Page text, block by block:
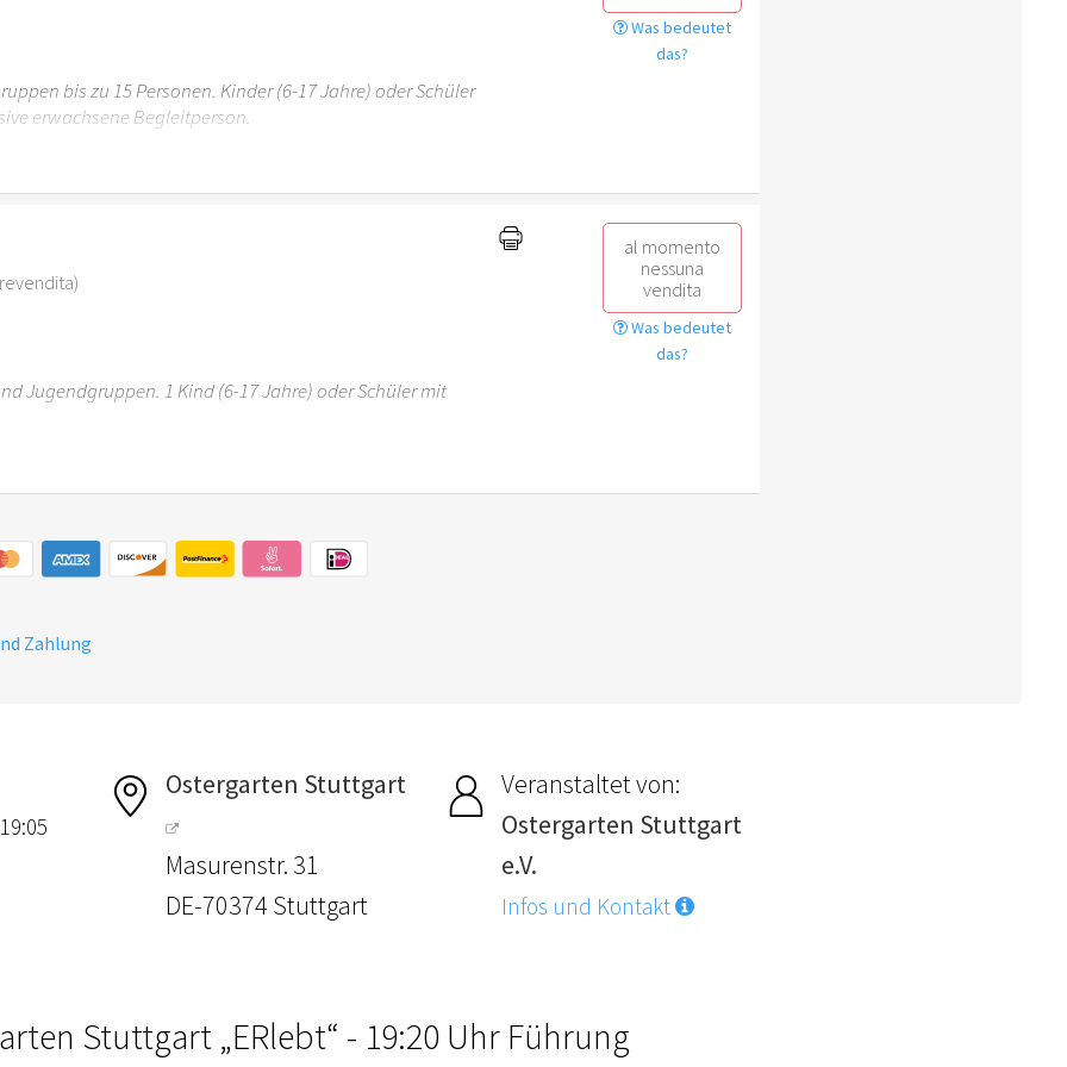
Was bedeutet
das?
bis zu 15 Personen. Kinder (6-17 Jahre) oder Schüler
erwachsene Begleitperson.
6 Jahren ist der Ostergarten Stuttgart nicht
al momento
nessuna
vendita
Was bedeutet
das?
Jugendgruppen. 1 Kind (6-17 Jahre) oder Schüler mit
6 Jahren ist der Ostergarten Stuttgart nicht
Zahlung
Ostergarten Stuttgart
Masurenstr. 31
DE-70374 Stuttgart
Veranstaltet von:
Ostergarten Stuttgart
e.V.
Infos und Kontakt
Stuttgart „ERlebt“ - 19:20 Uhr Führung